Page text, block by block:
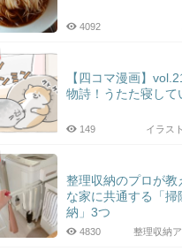
4092
【四コマ漫画】
物詩！うたた寝して
イラス
149
整理収納のプロが教
な家に共通する「掃
納」3つ
整理収納
4830